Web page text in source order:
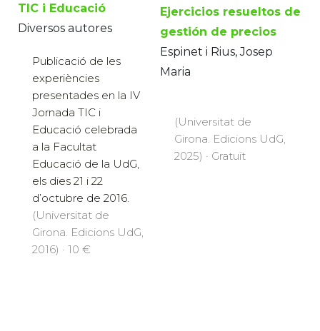
TIC i Educació
Diversos autores
Publicació de les
experiències
presentades en la IV
Jornada TIC i
Educació celebrada
a la Facultat
Educació de la UdG,
els dies 21 i 22
d’octubre de 2016.
(Universitat de
Girona. Edicions UdG,
2016) · 10 €
Ejercicios resueltos de
gestión de precios
Espinet i Rius, Josep
Maria
(Universitat de
Girona. Edicions UdG,
2025) · Gratuït